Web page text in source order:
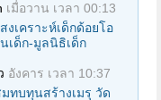
เมื่อวาน เวลา 00:13
งเคราะห์เด็กด้อยโอ
เด็ก-มูลนิธิเด็ก
อังคาร เวลา 10:37
ทบทุนสร้างเมรุ วัด